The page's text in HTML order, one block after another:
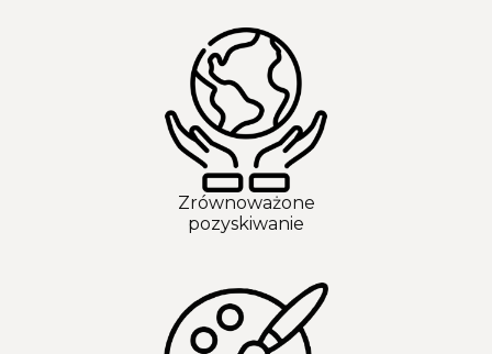
Zrównoważone
pozyskiwanie